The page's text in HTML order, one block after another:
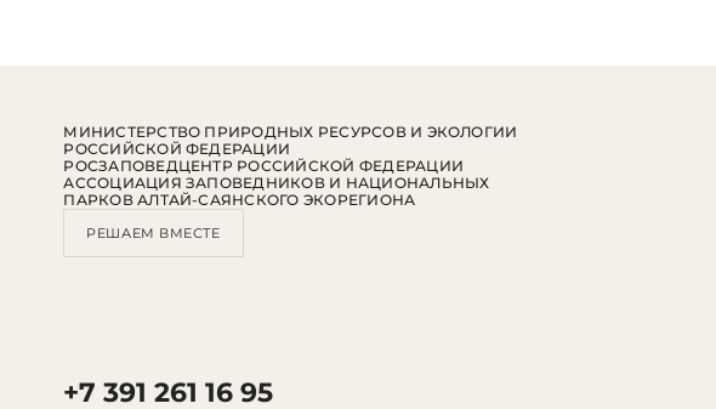
+7 391 261 16 95
МИНИСТЕРСТВО ПРИРОДНЫХ РЕСУРСОВ И ЭКОЛОГИИ
РОССИЙСКОЙ ФЕДЕРАЦИИ
РОСЗАПОВЕДЦЕНТР РОССИЙСКОЙ ФЕДЕРАЦИИ
АССОЦИАЦИЯ ЗАПОВЕДНИКОВ И НАЦИОНАЛЬНЫХ
ПАРКОВ АЛТАЙ-САЯНСКОГО ЭКОРЕГИОНА
РЕШАЕМ ВМЕСТЕ